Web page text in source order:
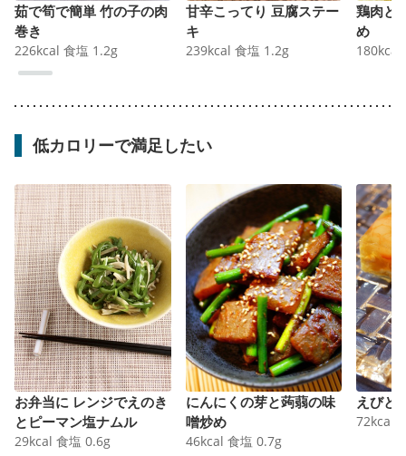
茹で筍で簡単 竹の子の肉
巻き
226kcal 食塩 1.2g
甘辛こってり 豆腐ステー
キ
239kcal 食塩 1.2g
鶏肉と
め
180kcal
低カロリーで満足したい
お弁当に レンジでえのき
とピーマン塩ナムル
29kcal 食塩 0.6g
にんにくの芽と蒟蒻の味
噌炒め
46kcal 食塩 0.7g
えびと
72kcal